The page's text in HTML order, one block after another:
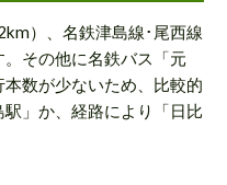
）、名鉄津島線･尾西線
。その他に名鉄バス「元
数が少ないため、比較的
」か、経路により「日比